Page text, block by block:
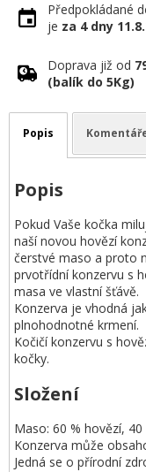
Předpokládané
je za 4 dny
Doprava již od
(balík do 5Kg)
Popis
Popis
Pokud Vaše kočka
naší novou hovězí
čerstvé maso a proto
prvotřídní konzervu s
masa ve vlastní šťávě.
Konzerva je vhodná
plnohodnotné krmení.
Kočičí konzervu s
kočky.
Složení
Maso: 60 % hovězí,
Konzerva může
Jedná se o přírodní